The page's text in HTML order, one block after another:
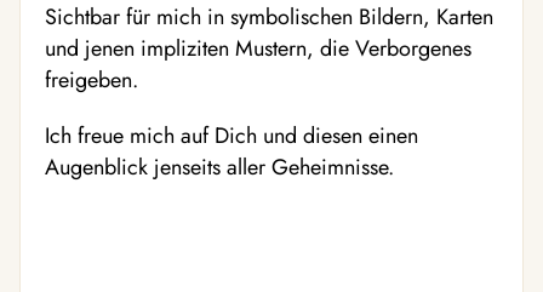
Sichtbar für mich in symbolischen Bildern, Karten
und jenen impliziten Mustern, die Verborgenes
freigeben.
Ich freue mich auf Dich und diesen einen
Augenblick jenseits aller Geheimnisse.